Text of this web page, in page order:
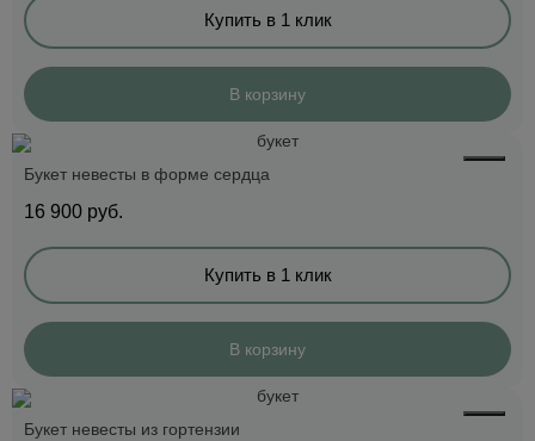
Купить в 1 клик
В корзину
Букет невесты в форме сердца
16 900 руб.
Купить в 1 клик
В корзину
Букет невесты из гортензии